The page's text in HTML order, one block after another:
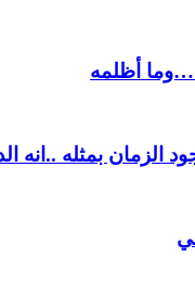
…وما أظلمه
الزمان بمثله